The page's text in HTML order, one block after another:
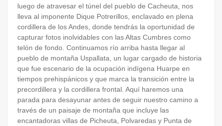
luego de atravesar el túnel del pueblo de Cacheuta, nos
lleva al imponente Dique Potrerillos, enclavado en plena
cordillera de los Andes, donde tendrás la oportunidad de
capturar fotos inolvidables con las Altas Cumbres como
telón de fondo. Continuamos río arriba hasta llegar al
pueblo de montaña Uspallata, un lugar cargado de historia
que fue escenario de la ocupación indígena Huarpe en
tiempos prehispánicos y que marca la transición entre la
precordillera y la cordillera frontal. Aquí haremos una
parada para desayunar antes de seguir nuestro camino a
través de un paisaje de montaña que incluye las
encantadoras villas de Picheuta, Polvaredas y Punta de